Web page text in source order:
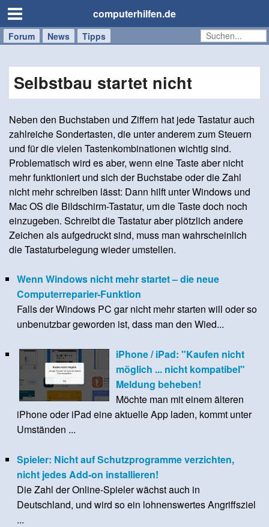
computerhilfen.de
Forum News Tipps
Handy
Windows
Mac
Selbstbau startet nicht
Neben den Buchstaben und Ziffern hat jede Tastatur auch
zahlreiche Sondertasten, die unter anderem zum Steuern
und für die vielen Tastenkombinationen wichtig sind.
Problematisch wird es aber, wenn eine Taste aber nicht
mehr funktioniert und sich der Buchstabe oder die Zahl
nicht mehr schreiben lässt: Dann hilft unter Windows und
Mac OS die Bildschirm-Tastatur, um die Taste doch noch
einzugeben. Schreibt die Tastatur aber plötzlich andere
Zeichen als aufgedruckt sind, muss man wahrscheinlich
die Tastaturbelegung wieder umstellen.
Wenn Windows nicht mehr startet – die neue
Computerreparier-Funktion
Falls der Windows PC gar nicht mehr starten will oder so
unbenutzbar geworden ist, dass man den Wied...
iPhone / iPad: "Kaufen nicht
möglich ... nicht kompatibel"
Meldung beheben!
Möchte man mit einem älteren
iPhone oder iPad eine aktuelle App laden, kommt unter
Umständen ...
Spieler: Nicht auf Schutzprogramme verzichten,
nicht jedes Add-on installieren!
Die Zahl der Online-Spieler wächst auch in
Deutschland, und wird so ein lohnenswertes Angriffsziel
...